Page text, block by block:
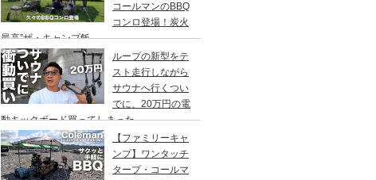
コールマンのBBQ
コンロ登場！炭火
最高”ザ・キャンプ飯
ループの新型をテ
スト走行しながら
サウナへ行くつい
でに、20万円の電
動キックボード買ってしまった。
YADEA（ヤデア）
【ファミリーキャ
ンプ】ワンタッチ
タープ・コールマ